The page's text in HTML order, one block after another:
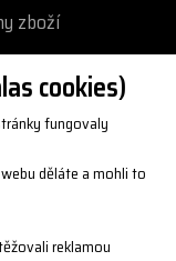
cookies)
fungovaly
děláte a mohli to
reklamou
zboží